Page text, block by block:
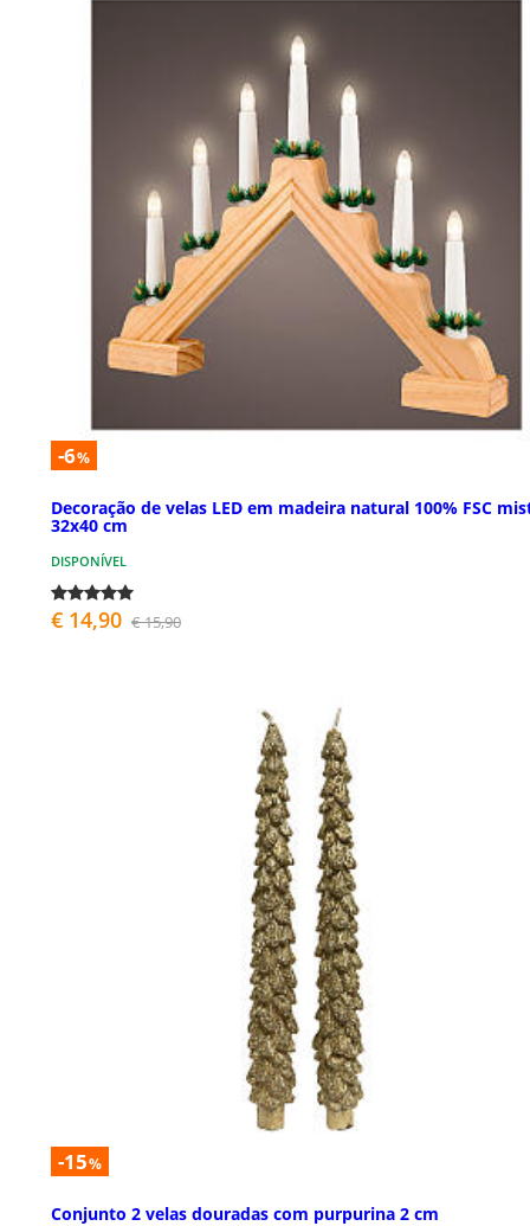
-6%
Decoração de velas LED em madeira natural 100% FSC
32x40 cm
DISPONÍVEL
€ 14,90 € 15,90
-15%
Conjunto 2 velas douradas com purpurina 2 cm